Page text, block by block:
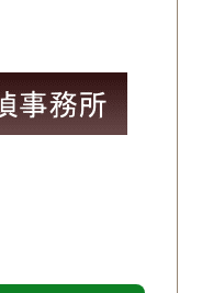
ので気にしてはいません
したが5日ほど帰ってこ
い状態が続いたので知り